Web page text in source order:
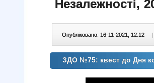
Незалежності,
Опубліковано: 16-11-2021, 12:12 |
ЗДО №75: квест до Дня